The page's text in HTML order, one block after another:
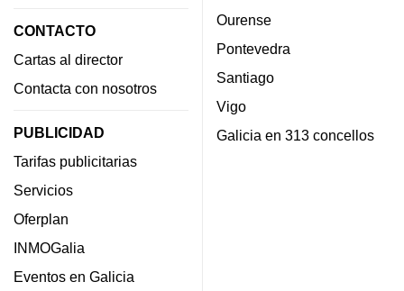
CONTACTO
Cartas al director
Contacta con nosotros
PUBLICIDAD
Tarifas publicitarias
Servicios
Oferplan
INMOGalia
Eventos en Galicia
Ourense
Pontevedra
Santiago
Vigo
Galicia en 313 concellos